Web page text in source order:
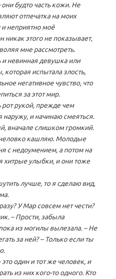
они будто часть кожи. Не
отпечатка на моих
и неприятно моё
никак этого не показывает,
мне рассмотреть.
невинная девушка или
испытала злость,
негативное чувство, что
за этот мир.
рот рукой, прежде чем
и начинаю смеяться.
вначале слишком громкий.
кашляю. Молодые
с недоумением, а потом на
хитрые улыбки, и они тоже
лучше, то я сделаю вид,
У Мар совсем нет чести?
– Прости, забыла
из могилы вылезала. – Не
за ней? – Только если ты
один и тот же человек, и
из них кого-то одного. Кто